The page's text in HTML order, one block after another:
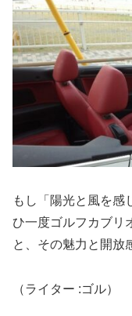
もし「陽光と風を感
ひ一度ゴルフカブリ
と、その魅力と開放
（ライター :ゴル）